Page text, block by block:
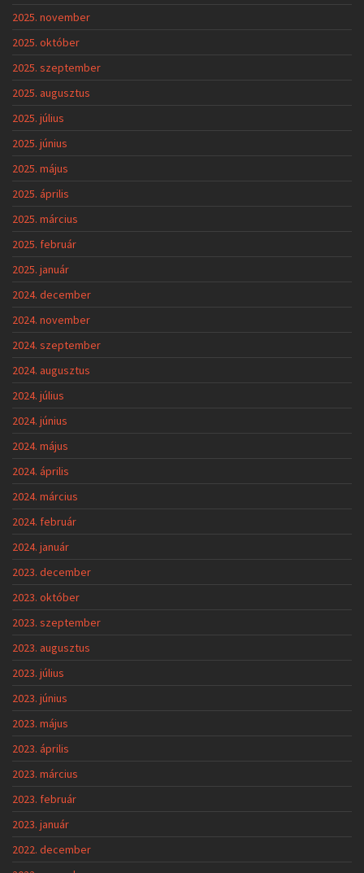
2025. november
2025. október
2025. szeptember
2025. augusztus
2025. július
2025. június
2025. május
2025. április
2025. március
2025. február
2025. január
2024. december
2024. november
2024. szeptember
2024. augusztus
2024. július
2024. június
2024. május
2024. április
2024. március
2024. február
2024. január
2023. december
2023. október
2023. szeptember
2023. augusztus
2023. július
2023. június
2023. május
2023. április
2023. március
2023. február
2023. január
2022. december